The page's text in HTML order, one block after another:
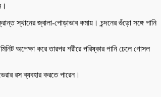
স্থানের জ্বালা-পোড়াভাব কমায়। চন্দনের গুঁড়ো সঙ্গে পানি
অপেক্ষা করে তারপর শরীরে পরিষ্কার পানি ঢেলে গোসল
রস ব্যবহার করতে পারেন।